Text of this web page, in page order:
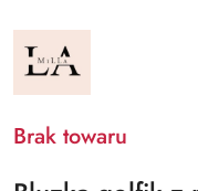
NAZWA
PRODUCENTA:
LA
MILLA
Brak towaru